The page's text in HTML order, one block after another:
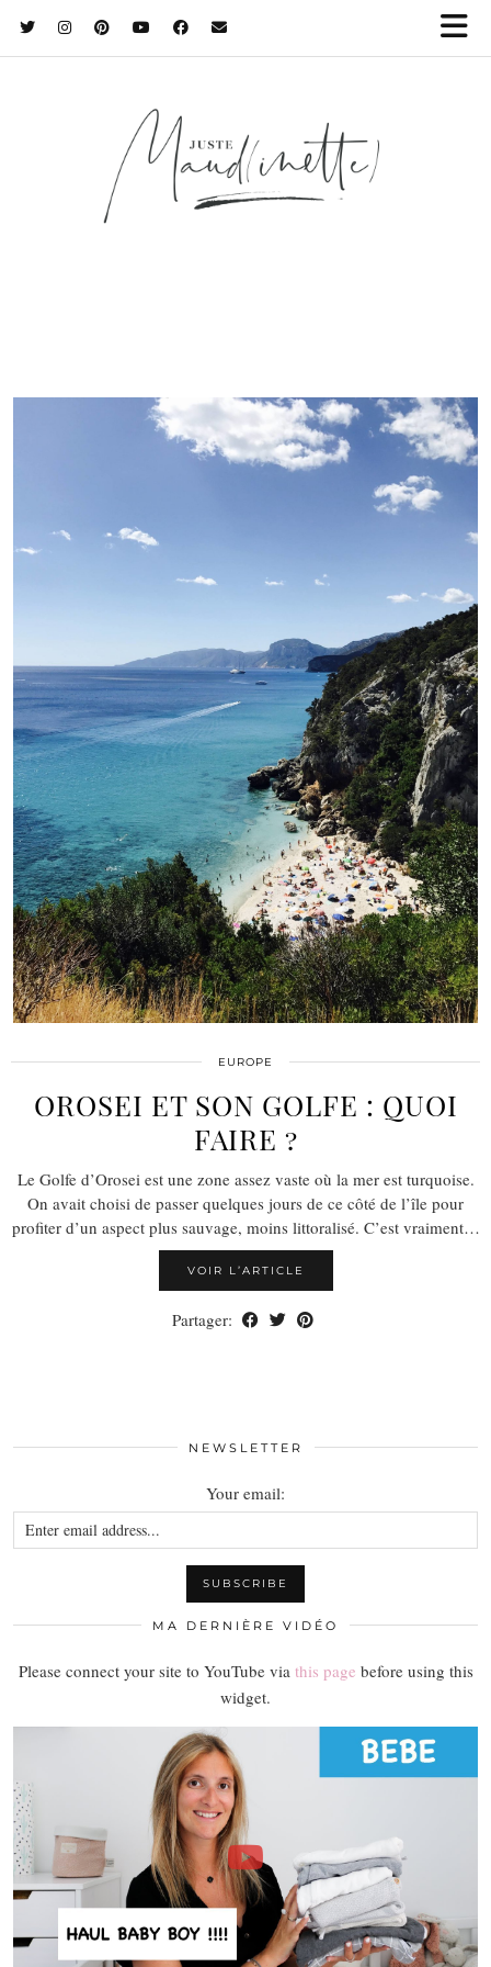
EUROPE
OROSEI ET SON GOLFE : QUOI
FAIRE ?
Le Golfe d’Orosei est une zone assez vaste où la mer est turquoise.
On avait choisi de passer quelques jours de ce côté de l’île pour
profiter d’un aspect plus sauvage, moins littoralisé. C’est vraiment…
VOIR L’ARTICLE
Partager:
NEWSLETTER
Your email:
MA DERNIÈRE VIDÉO
Please connect your site to YouTube via this page before using this
widget.